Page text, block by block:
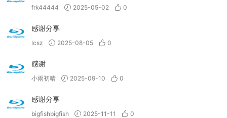
frk44444 2025-05-02 0
感谢分享
lcsz 2025-08-05 0
感谢
小雨初晴 2025-09-10 0
感谢分享
bigfishbigfish 2025-11-11 0